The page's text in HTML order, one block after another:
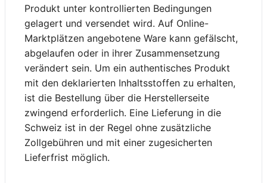
Produkt unter kontrollierten Bedingungen
gelagert und versendet wird. Auf Online-
Marktplätzen angebotene Ware kann gefälscht,
abgelaufen oder in ihrer Zusammensetzung
verändert sein. Um ein authentisches Produkt
mit den deklarierten Inhaltsstoffen zu erhalten,
ist die Bestellung über die Herstellerseite
zwingend erforderlich. Eine Lieferung in die
Schweiz ist in der Regel ohne zusätzliche
Zollgebühren und mit einer zugesicherten
Lieferfrist möglich.